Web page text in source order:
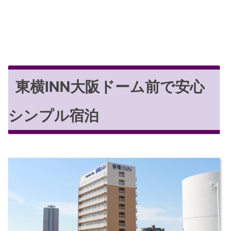
東横INN大阪ドーム前で安心
シンプル宿泊